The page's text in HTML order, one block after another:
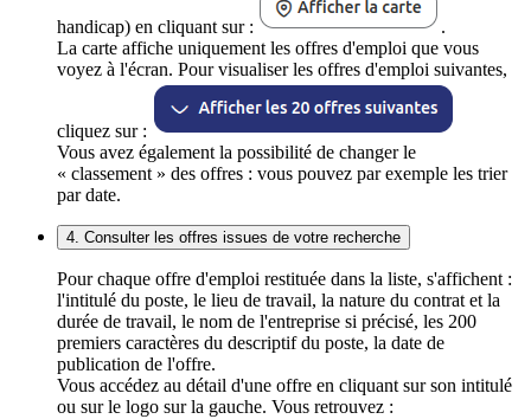
handicap) en cliquant sur :
.
La carte affiche uniquement les offres d'emploi que vous
voyez à l'écran. Pour visualiser les offres d'emploi suivantes,
cliquez sur :
Vous avez également la possibilité de changer le
« classement » des offres : vous pouvez par exemple les trier
par date.
4. Consulter les offres issues de votre recherche
Pour chaque offre d'emploi restituée dans la liste, s'affichent :
l'intitulé du poste, le lieu de travail, la nature du contrat et la
durée de travail, le nom de l'entreprise si précisé, les 200
premiers caractères du descriptif du poste, la date de
publication de l'offre.
Vous accédez au détail d'une offre en cliquant sur son intitulé
ou sur le logo sur la gauche. Vous retrouvez :